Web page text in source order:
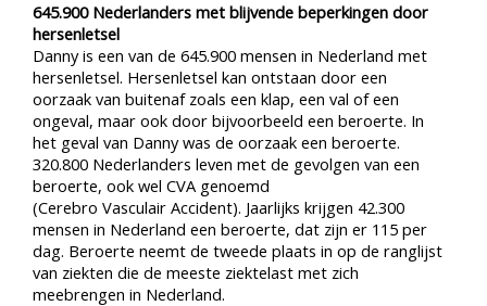
645.900 Nederlanders met blijvende beperkingen door
hersenletsel
Danny is een van de 645.900 mensen in Nederland met
hersenletsel. Hersenletsel kan ontstaan door een
oorzaak van buitenaf zoals een klap, een val of een
ongeval, maar ook door bijvoorbeeld een beroerte. In
het geval van Danny was de oorzaak een beroerte.
320.800 Nederlanders leven met de gevolgen van een
beroerte, ook wel CVA genoemd
(Cerebro Vasculair Accident). Jaarlijks krijgen 42.300
mensen in Nederland een beroerte, dat zijn er 115 per
dag. Beroerte neemt de tweede plaats in op de ranglijst
van ziekten die de meeste ziektelast met zich
meebrengen in Nederland.